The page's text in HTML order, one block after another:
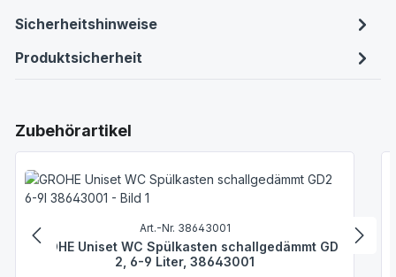
Sicherheitshinweise
Produktsicherheit
Produktgalerie überspringen
Zubehörartikel
Art.-Nr. 38643001
GROHE Uniset WC Spülkasten schallgedämmt GD
2, 6-9 Liter, 38643001